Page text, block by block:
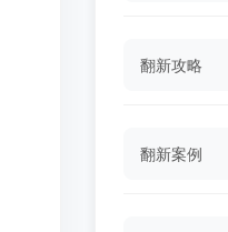
翻新攻略
翻新案例